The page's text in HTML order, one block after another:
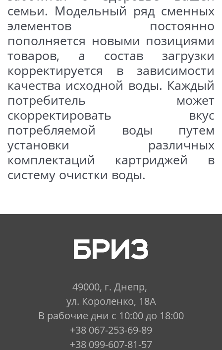
прессованный угольный блок с
высокой фильтрующей
способностью (удаляет
соединения хлора, органические
вещества, улучшает
органолептические свойства
воды (вкус и запах));
III ступень – фильтрующим
веществом картриджа служит
гранулированный
активированный уголь,
содержащий серебро, а также
префильтр из полипропилена
используемые материалы и
компоненты изготовлены из
допущенных для контакта с
питьевой водой и
соответствующих требованиям
ТУ У 29.2-2648400275-001:2011
семьи. Модельный ряд сменных
элементов постоянно
пополняется новыми позициями
товаров, а состав загрузки
корректируется в зависимости
качества исходной воды. Каждый
потребитель может
скорректировать вкус
потребляемой воды путем
установки различных
комплектаций картриджей в
систему очистки воды.
49000, г. Днепр,
ул. Короленко, 18А
В рабочие дни с 10:00 до 18:00
+38 067-253-69-89
+38 099-607-81-57